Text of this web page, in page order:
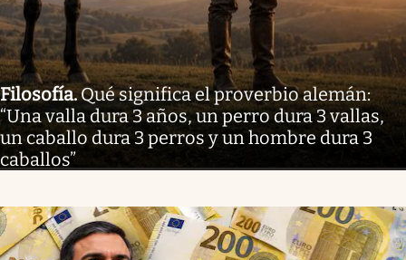
Filosofía.Qué significa el proverbio alemán:
“Una valla dura 3 años, un perro dura 3 vallas,
un caballo dura 3 perros y un hombre dura 3
caballos”